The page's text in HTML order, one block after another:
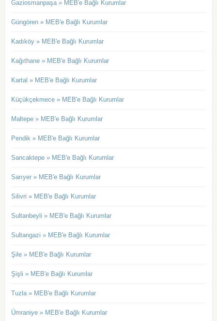
Gaziosmanpaşa » MEB'e Bağlı Kurumlar
Güngören » MEB'e Bağlı Kurumlar
Kadıköy » MEB'e Bağlı Kurumlar
Kağıthane » MEB'e Bağlı Kurumlar
Kartal » MEB'e Bağlı Kurumlar
Küçükçekmece » MEB'e Bağlı Kurumlar
Maltepe » MEB'e Bağlı Kurumlar
Pendik » MEB'e Bağlı Kurumlar
Sancaktepe » MEB'e Bağlı Kurumlar
Sarıyer » MEB'e Bağlı Kurumlar
Silivri » MEB'e Bağlı Kurumlar
Sultanbeyli » MEB'e Bağlı Kurumlar
Sultangazi » MEB'e Bağlı Kurumlar
Şile » MEB'e Bağlı Kurumlar
Şişli » MEB'e Bağlı Kurumlar
Tuzla » MEB'e Bağlı Kurumlar
Ümraniye » MEB'e Bağlı Kurumlar